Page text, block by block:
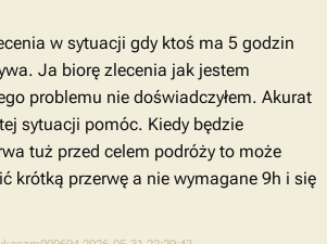
w sytuacji gdy ktoś ma 5 godzin
Ja biorę zlecenia jak jestem
problemu nie doświadczyłem. Akurat
sytuacji pomóc. Kiedy będzie
tuż przed celem podróży to może
krótką przerwę a nie wymagane 9h i się